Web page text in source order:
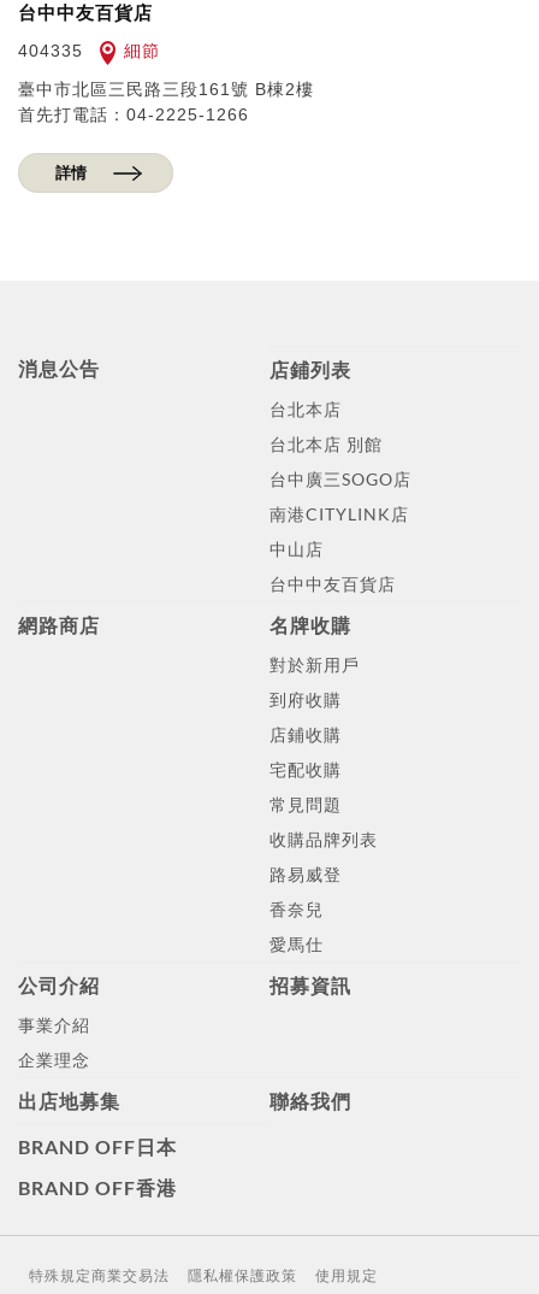
台中中友百貨店
404335 細節
臺中市北區三民路三段161號 B棟2樓
首先打電話：04-2225-1266
詳情
消息公告 店鋪列表
台北本店
台北本店 別館
台中廣三SOGO店
南港CITYLINK店
中山店
台中中友百貨店
網路商店 名牌收購
對於新用戶
到府收購
店鋪收購
宅配收購
常見問題
收購品牌列表
路易威登
香奈兒
愛馬仕
公司介紹
事業介紹
企業理念
招募資訊
出店地募集
聯絡我們
BRAND OFF日本
BRAND OFF香港
特殊規定商業交易法 隱私權保護政策 使用規定